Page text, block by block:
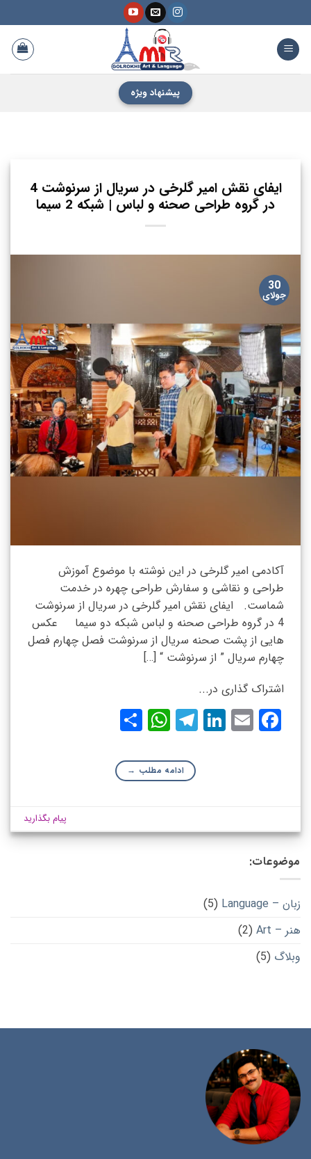
به
محتوا
پیشنهاد ویژه
ایفای نقش امیر گلرخی در سریال از سرنوشت 4
در گروه طراحی صحنه و لباس | شبکه 2 سیما
30
جولای
آکادمی امیر گلرخی در این نوشته با موضوع آموزش
طراحی و نقاشی و سفارش طراحی چهره در خدمت
شماست. ایفای نقش امیر گلرخی در سریال از سرنوشت
4 در گروه طراحی صحنه و لباس شبکه دو سیما عکس
هایی از پشت صحنه سریال از سرنوشت فصل چهارم فصل
چهارم سریال ” از سرنوشت “ […]
اشتراک گذاری در...
Facebook
Email
LinkedIn
Telegram
WhatsApp
ادامه مطلب →
پیام بگذارید
موضوعات:
زبان – Language
(5)
هنر – Art
(2)
وبلاگ (5)